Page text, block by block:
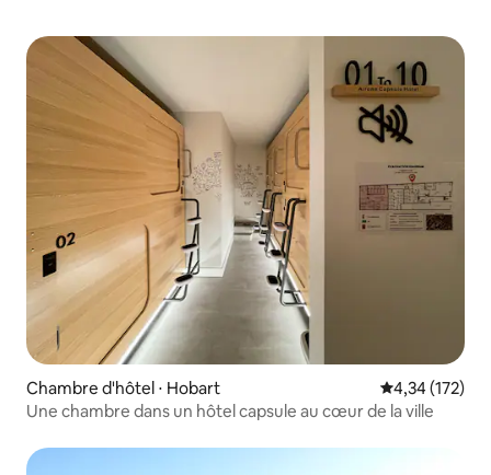
Chambre d'hôtel ⋅ Hobart Évaluation
4,34 (172)
Une chambre dans un hôtel capsule au cœur de la ville